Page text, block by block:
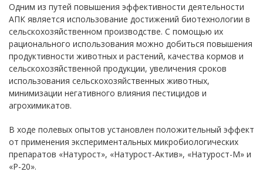
Одним из путей повышения эффективности деятельности
АПК является использование достижений биотехнологии в
сельскохозяйственном производстве. С помощью их
рационального использования можно добиться повышения
продуктивности животных и растений, качества кормов и
сельскохозяйственной продукции, увеличения сроков
использования сельскохозяйственных животных,
минимизации негативного влияния пестицидов и
агрохимикатов.
В ходе полевых опытов установлен положительный эффект
от применения экспериментальных микробиологических
препаратов «Натурост», «Натурост-Актив», «Натурост-М» и
«P-20».